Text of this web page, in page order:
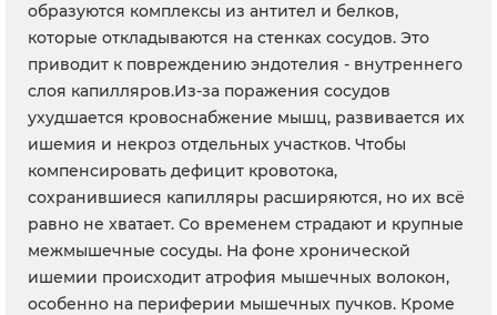
образуются комплексы из антител и белков,
которые откладываются на стенках сосудов. Это
приводит к повреждению эндотелия - внутреннего
слоя капилляров.Из-за поражения сосудов
ухудшается кровоснабжение мышц, развивается их
ишемия и некроз отдельных участков. Чтобы
компенсировать дефицит кровотока,
сохранившиеся капилляры расширяются, но их всё
равно не хватает. Со временем страдают и крупные
межмышечные сосуды. На фоне хронической
ишемии происходит атрофия мышечных волокон,
особенно на периферии мышечных пучков. Кроме